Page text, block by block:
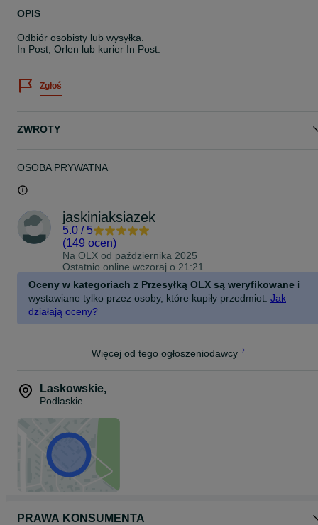
OPIS
Odbiór osobisty lub wysyłka.
In Post, Orlen lub kurier In Post.
Zgłoś
ZWROTY
OSOBA PRYWATNA
jaskiniaksiazek
5.0 / 5
(149 ocen)
Na OLX od października 2025
Ostatnio online wczoraj o 21:21
Oceny w kategoriach z Przesyłką OLX są weryfikowane i
wystawiane tylko przez osoby, które kupiły przedmiot. Jak
działają oceny?
Więcej od tego ogłoszeniodawcy
Laskowskie,
Podlaskie
PRAWA KONSUMENTA